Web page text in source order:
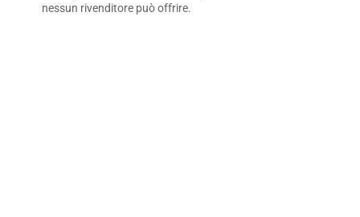
nessun rivenditore può offrire.